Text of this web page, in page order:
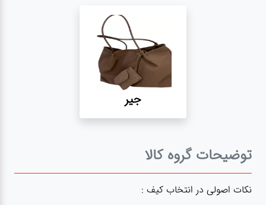
اکسسوری
لباس
جیر
توضیحات گروه کالا
نکات اصولی در انتخاب کیف :